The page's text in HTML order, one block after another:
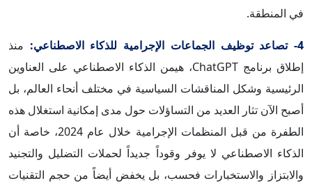
في المنطقة.
4- تصاعد توظيف الجماعات الإجرامية للذكاء الاصطناعي:
منذ
إطلاق برنامج ChatGPT، هيمن الذكاء الاصطناعي على العناوين
الرئيسية وشكل المناقشات السياسية في مختلف أنحاء العالم، بل
أصبح الآن تثار العديد من التساؤلات حول مدى إمكانية استغلال هذه
الطفرة من قبل المنظمات الإجرامية خلال عام 2024، خاصة أن
الذكاء الاصطناعي لا يوفر وقوداً جديداً لحملات التضليل والتجنيد
والابتزاز والاستخبارات فحسب، بل يخفض أيضاً من حجم التقنيات